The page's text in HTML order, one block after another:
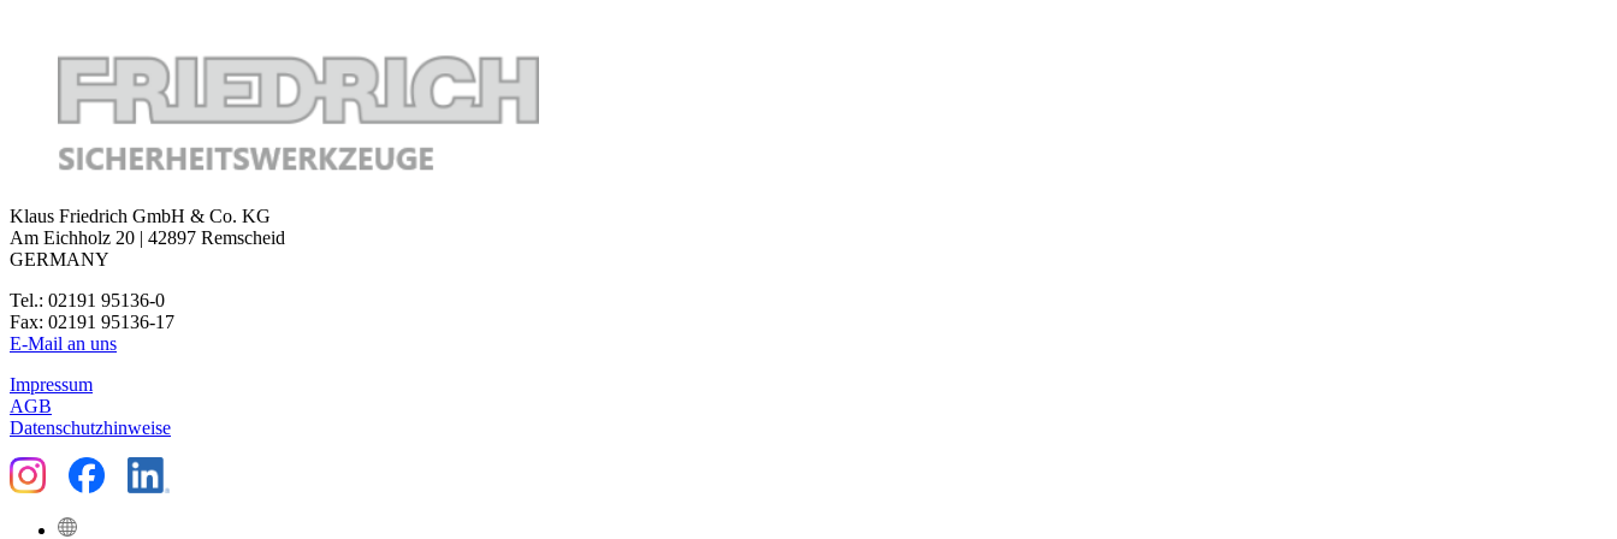
Klaus Friedrich GmbH & Co. KG
Am Eichholz 20 | 42897 Remscheid
GERMANY
Tel.: 02191 95136-0
Fax: 02191 95136-17
E-Mail an uns
Impressum
AGB
Datenschutzhinweise